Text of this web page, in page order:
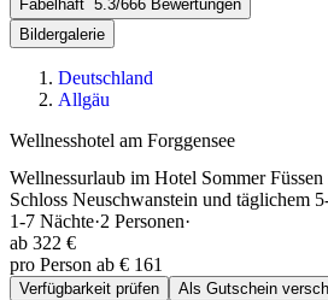
Fabelhaft 5.3/666 Bewertungen
Bildergalerie
Deutschland
Allgäu
Wellnesshotel am Forggensee
Wellnessurlaub im Hotel Sommer
Schloss Neuschwanstein und täglichem
1-7 Nächte·2 Personen·
ab 322 €
pro Person ab € 161
Verfügbarkeit prüfen Als Gutschein